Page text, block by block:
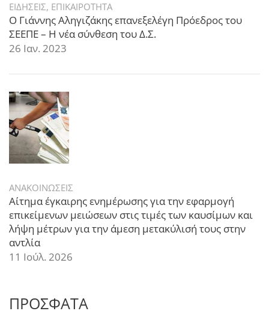
ΕΙΔΗΣΕΙΣ, ΕΠΙΚΑΙΡΟΤΗΤΑ
Ο Γιάννης Αληγιζάκης επανεξελέγη Πρόεδρος του
ΣΕΕΠΕ – Η νέα σύνθεση του Δ.Σ.
26 Ιαν. 2023
ΑΝΑΚΟΙΝΩΣΕΙΣ
Αίτημα έγκαιρης ενημέρωσης για την εφαρμογή
επικείμενων μειώσεων στις τιμές των καυσίμων και
λήψη μέτρων για την άμεση μετακύλισή τους στην
αντλία
11 Ιούλ. 2026
ΠΡΟΣΦΑΤΑ